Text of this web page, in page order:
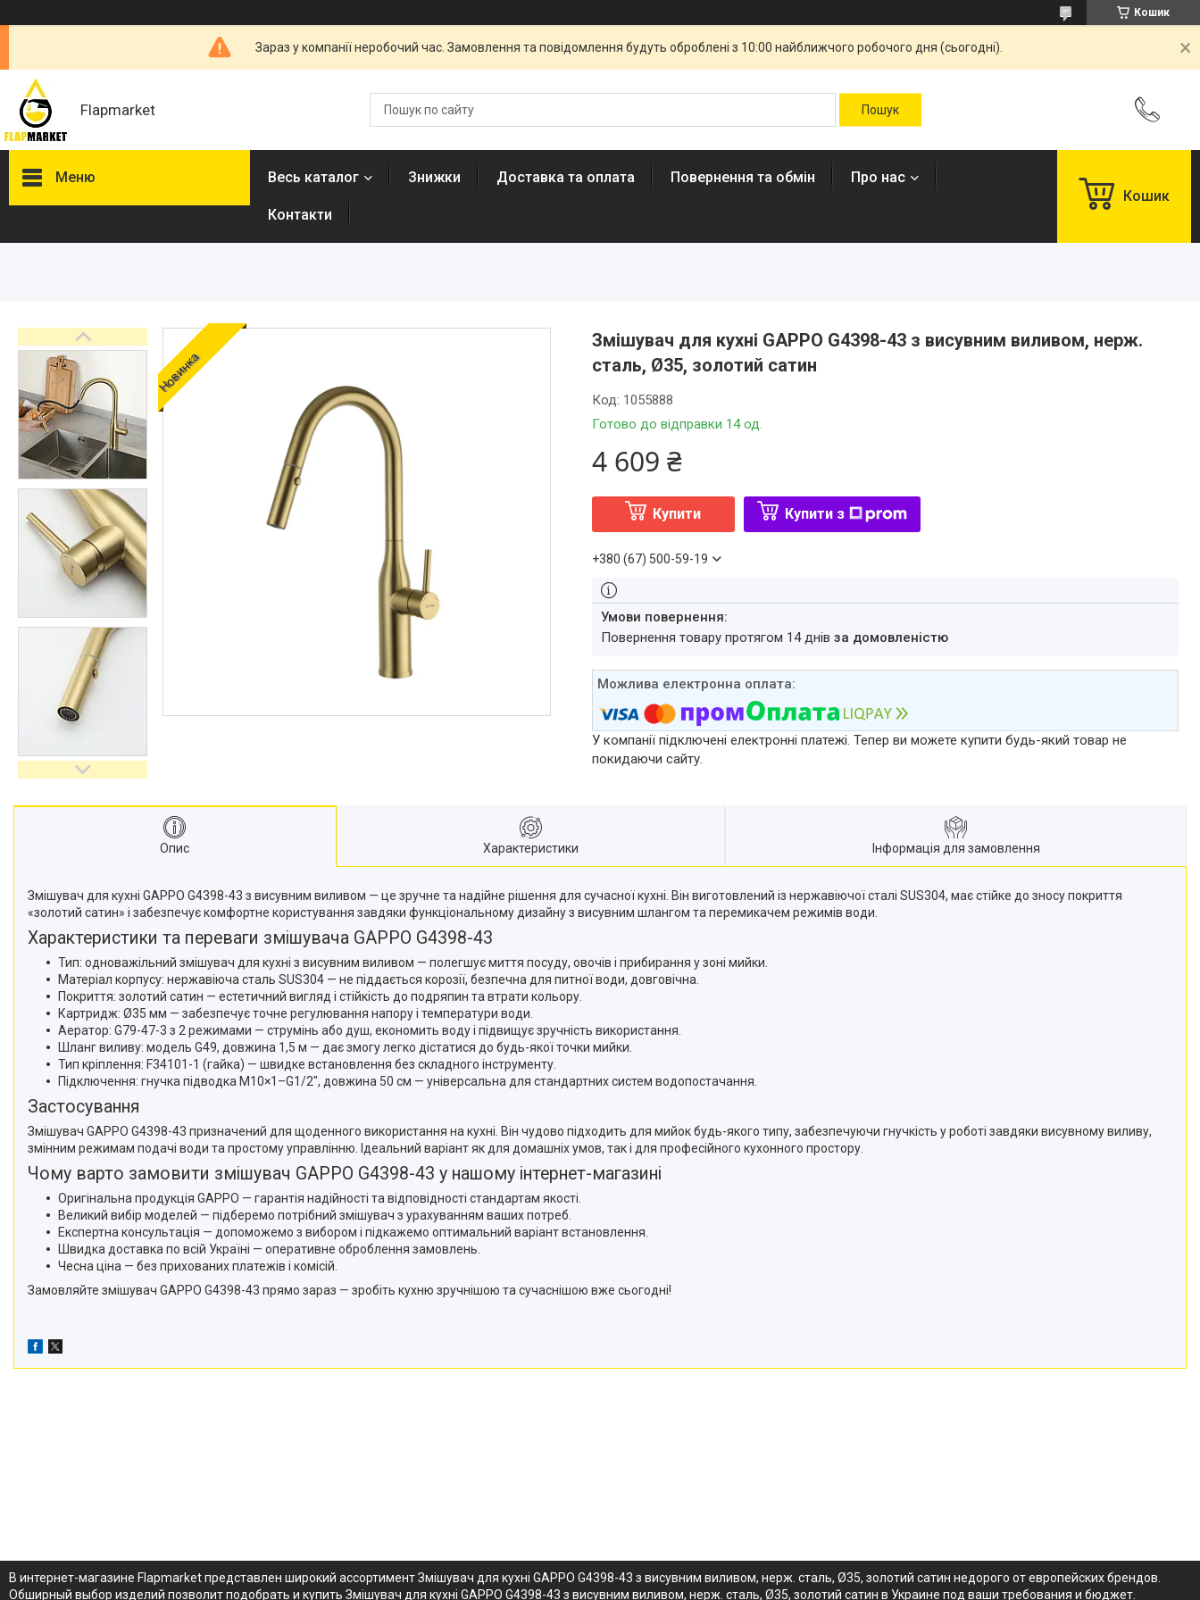
Кошик
Зараз у компанії неробочий час. Замовлення та повідомлення будуть оброблені з 10:00 найближчого робочого дня (сьогодні).
Flapmarket
Меню
Душові трапи, дренажні
канали
Аксесуари для ванної
кімнати
Запчастини та комплектуючі
Гнучкі шланги (підведення)
Кухонні мийки
Рушникосушарки
Матеріали для влаштування
теплої підлоги
Запірно-регулююча
арматура
Фільтри для води
Насосне обладнання
Інструмент
Пакувальні сантехнічні
Весь каталог Знижки Доставка та оплата Повернення та обмін Про нас
Контакти
Кошик
Новинка
Змішувач для кухні GAPPO G4398-43 з висувним виливом, нерж.
сталь, Ø35, золотий сатин
Готово до відправки 14 од.
Код: 1055888
4 609 ₴
Купити Купити з
+380 (67) 500-59-19
повернення товару протягом 14 днів за домовленістю
У компанії підключені електронні платежі. Тепер ви можете купити будь-який товар не
покидаючи сайту.
Опис Характеристики Інформація для замовлення
Змішувач для кухні GAPPO G4398-43 з висувним виливом — це зручне та надійне рішення для сучасної кухні. Він виготовлений із нержавіючої сталі SUS304, має стійке до зносу покриття
«золотий сатин» і забезпечує комфортне користування завдяки функціональному дизайну з висувним шлангом та перемикачем режимів води.
Характеристики та переваги змішувача GAPPO G4398-43
Тип: одноважільний змішувач для кухні з висувним виливом — полегшує миття посуду, овочів і прибирання у зоні мийки.
Матеріал корпусу: нержавіюча сталь SUS304 — не піддається корозії, безпечна для питної води, довговічна.
Покриття: золотий сатин — естетичний вигляд і стійкість до подряпин та втрати кольору.
Картридж: Ø35 мм — забезпечує точне регулювання напору і температури води.
Аератор: G79-47-3 з 2 режимами — струмінь або душ, економить воду і підвищує зручність використання.
Шланг виливу: модель G49, довжина 1,5 м — дає змогу легко дістатися до будь-якої точки мийки.
Тип кріплення: F34101-1 (гайка) — швидке встановлення без складного інструменту.
Підключення: гнучка підводка M10×1–G1/2", довжина 50 см — універсальна для стандартних систем водопостачання.
Застосування
Змішувач GAPPO G4398-43 призначений для щоденного використання на кухні. Він чудово підходить для мийок будь-якого типу, забезпечуючи гнучкість у роботі завдяки висувному виливу,
змінним режимам подачі води та простому управлінню. Ідеальний варіант як для домашніх умов, так і для професійного кухонного простору.
Чому варто замовити змішувач GAPPO G4398-43 у нашому інтернет-магазині
Оригінальна продукція GAPPO — гарантія надійності та відповідності стандартам якості.
Великий вибір моделей — підберемо потрібний змішувач з урахуванням ваших потреб.
Експертна консультація — допоможемо з вибором і підкажемо оптимальний варіант встановлення.
Швидка доставка по всій Україні — оперативне оброблення замовлень.
Чесна ціна — без прихованих платежів і комісій.
Замовляйте змішувач GAPPO G4398-43 прямо зараз — зробіть кухню зручнішою та сучаснішою вже сьогодні!
В интернет-магазине Flapmarket представлен широкий ассортимент Змішувач для кухні GAPPO G4398-43 з висувним виливом, нерж. сталь, Ø35, золотий сатин недорого от европейских брендов.
Обширный выбор изделий позволит подобрать и купить Змішувач для кухні GAPPO G4398-43 з висувним виливом, нерж. сталь, Ø35, золотий сатин в Украине под ваши требования и бюджет.